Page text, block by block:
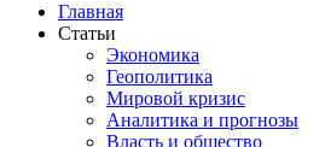
Главная
Статьи
Экономика
Геополитика
Мировой кризис
Аналитика и прогнозы
Власть и общество